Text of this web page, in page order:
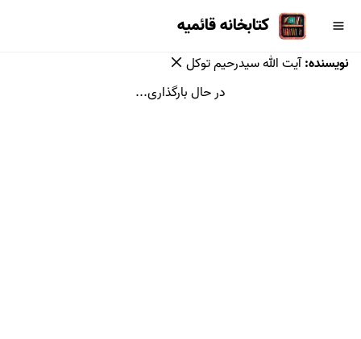
کتابخانه قائمیه
نویسنده:آیت الله سیدرحیم توكل
در حال بارگذاری...